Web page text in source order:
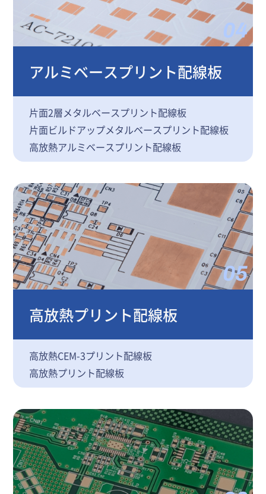
04
アルミベースプリント配線板
片面2層メタルベースプリント配線板
片面ビルドアップメタルベースプリント配線板
高放熱アルミベースプリント配線板
05
高放熱プリント配線板
高放熱CEM-3プリント配線板
高放熱プリント配線板